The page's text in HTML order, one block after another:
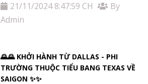
21/11/2024 8:47:59 CH
By
Admin
🌄🌄 KHỞI HÀNH TỪ DALLAS - PHI
TRƯỜNG THUỘC TIỂU BANG TEXAS VỀ
SAIGON ✨✨